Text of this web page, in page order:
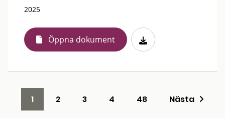
2025
Öppna dokument
1 2 3 4 48 Nästa